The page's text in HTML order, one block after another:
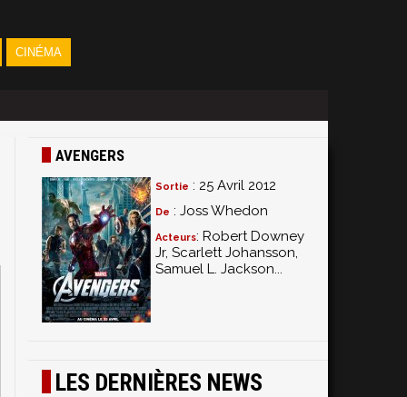
CINÉMA
AVENGERS
Sortie : 25 Avril 2012
De : Joss Whedon
Acteurs: Robert Downey
Jr, Scarlett Johansson,
Samuel L. Jackson...
LES DERNIÈRES NEWS